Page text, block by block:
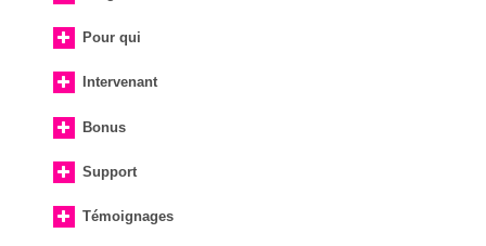
Pour qui
Intervenant
Bonus
Support
Témoignages